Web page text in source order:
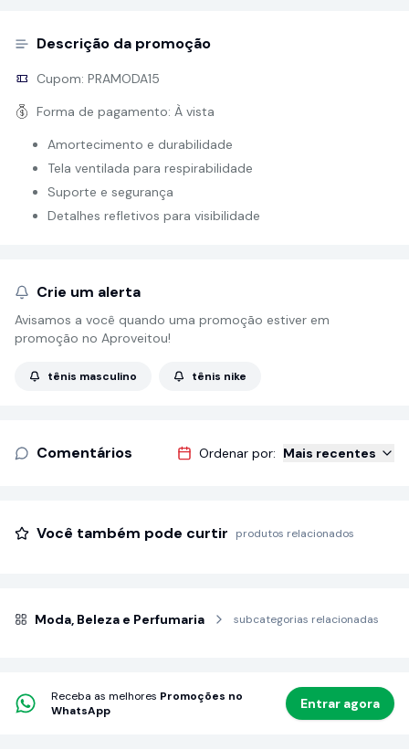
Descrição da promoção
Cupom: PRAMODA15
Forma de pagamento: À vista
Amortecimento e durabilidade
Tela ventilada para respirabilidade
Suporte e segurança
Detalhes refletivos para visibilidade
Crie um alerta
Avisamos a você quando uma promoção estiver em
promoção no Aproveitou!
tênis masculino tênis nike
Comentários Ordenar por: Mais recentes
Você também pode curtir produtos relacionados
Moda, Beleza e Perfumaria subcategorias relacionadas
Receba as melhores Promoções no
WhatsApp
Entrar agora